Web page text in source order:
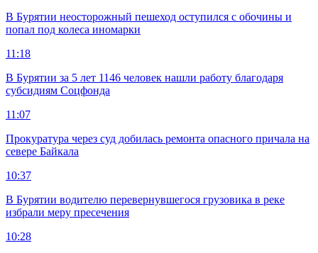
В Бурятии неосторожный пешеход оступился с обочины и
попал под колеса иномарки
11:18
В Бурятии за 5 лет 1146 человек нашли работу благодаря
субсидиям Соцфонда
11:07
Прокуратура через суд добилась ремонта опасного причала на
севере Байкала
10:37
В Бурятии водителю перевернувшегося грузовика в реке
избрали меру пресечения
10:28